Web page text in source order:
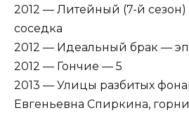
2012 — Литейный (7-й сезон)
соседка
2012 — Идеальный брак —
2012 — Гончие — 5
2013 — Улицы разбитых
Евгеньевна Спиркина,